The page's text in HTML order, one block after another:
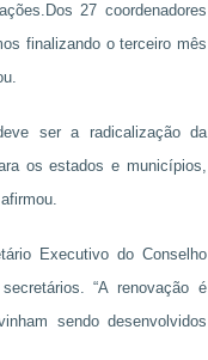
27 coordenadores
finalizando o terceiro mês
ser a radicalização da
os estados e municípios,
Executivo do Conselho
“A renovação é
sendo desenvolvidos